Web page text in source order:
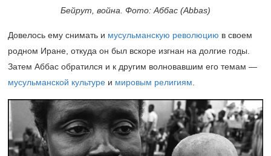
Бейрут, война. Фото: Аббас (Abbas)
Довелось ему снимать и мусульманскую революцию в своем
родном Иране, откуда он был вскоре изгнан на долгие годы.
Затем Аббас обратился и к другим волновавшим его темам —
мусульманской культуре и мировым религиям